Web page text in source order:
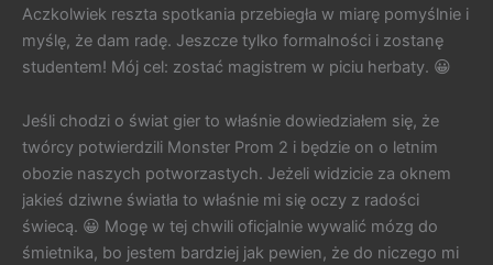
Aczkolwiek reszta spotkania przebiegła w miarę pomyślnie i
myślę, że dam radę. Jeszcze tylko formalności i zostanę
studentem! Mój cel: zostać magistrem w piciu herbaty. 😀
Jeśli chodzi o świat gier to właśnie dowiedziałem się, że
twórcy potwierdzili Monster Prom 2 i będzie on o letnim
obozie naszych potworzastych. Jeżeli widzicie za oknem
jakieś dziwne światła to właśnie mi się oczy z radości
świecą. 😀 Mogę w tej chwili oficjalnie wywalić mózg do
śmietnika, bo jestem bardziej jak pewien, że do niczego mi